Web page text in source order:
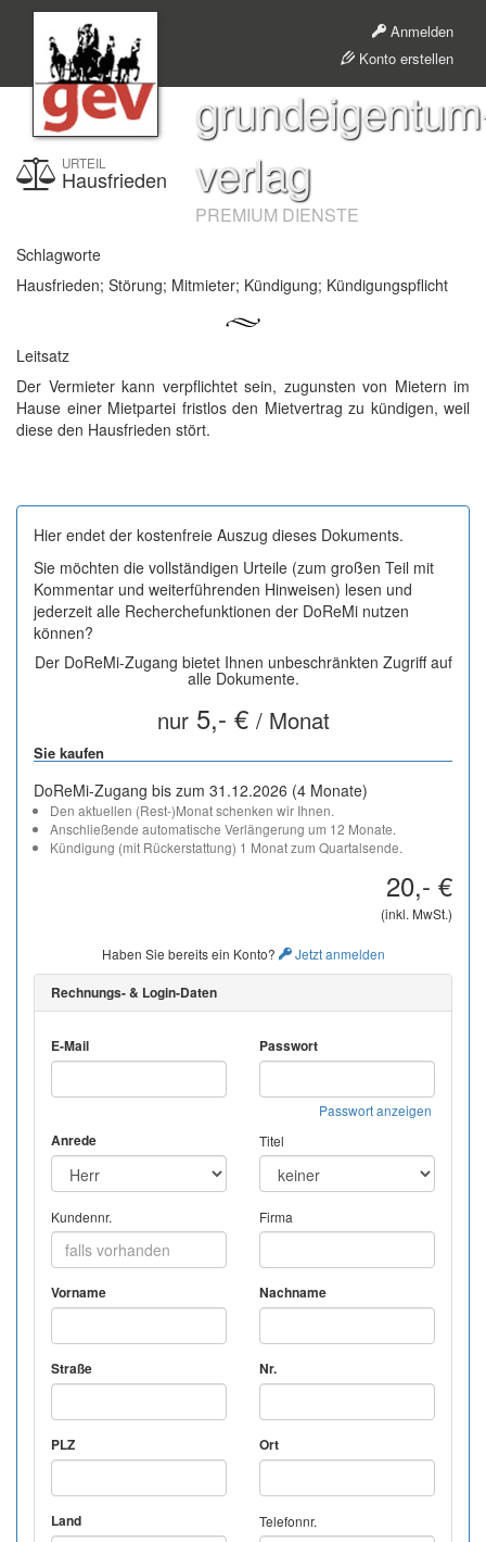
Anmelden
Konto erstellen
verlag
PREMIUM DIENSTE
URTEIL
Hausfrieden
Schlagworte
Hausfrieden; Störung; Mitmieter; Kündigung; Kündigungspflicht
Leitsatz
Der Vermieter kann verpflichtet sein, zugunsten von Mietern im
Hause einer Mietpartei fristlos den Mietvertrag zu kündigen, weil
diese den Hausfrieden stört.
Hier endet der kostenfreie Auszug dieses Dokuments.
Sie möchten die vollständigen Urteile (zum großen Teil mit
Kommentar und weiterführenden Hinweisen) lesen und
jederzeit alle Recherchefunktionen der DoReMi nutzen
können?
Der DoReMi-Zugang bietet Ihnen unbeschränkten Zugriff auf
alle Dokumente.
nur5,- € / Monat
Sie kaufen
DoReMi-Zugang bis zum 31.12.2026 (4 Monate)
Den aktuellen (Rest-)Monat schenken wir Ihnen.
Anschließende automatische Verlängerung um 12 Monate.
Kündigung (mit Rückerstattung) 1 Monat zum Quartalsende.
20,- €
(inkl. MwSt.)
Haben Sie bereits ein Konto? Jetzt anmelden
Rechnungs- & Login-Daten
E-Mail Passwort
Passwort anzeigen
Anrede Titel
Kundennr. Firma
Vorname Nachname
Straße Nr.
PLZ Ort
Land Telefonnr.